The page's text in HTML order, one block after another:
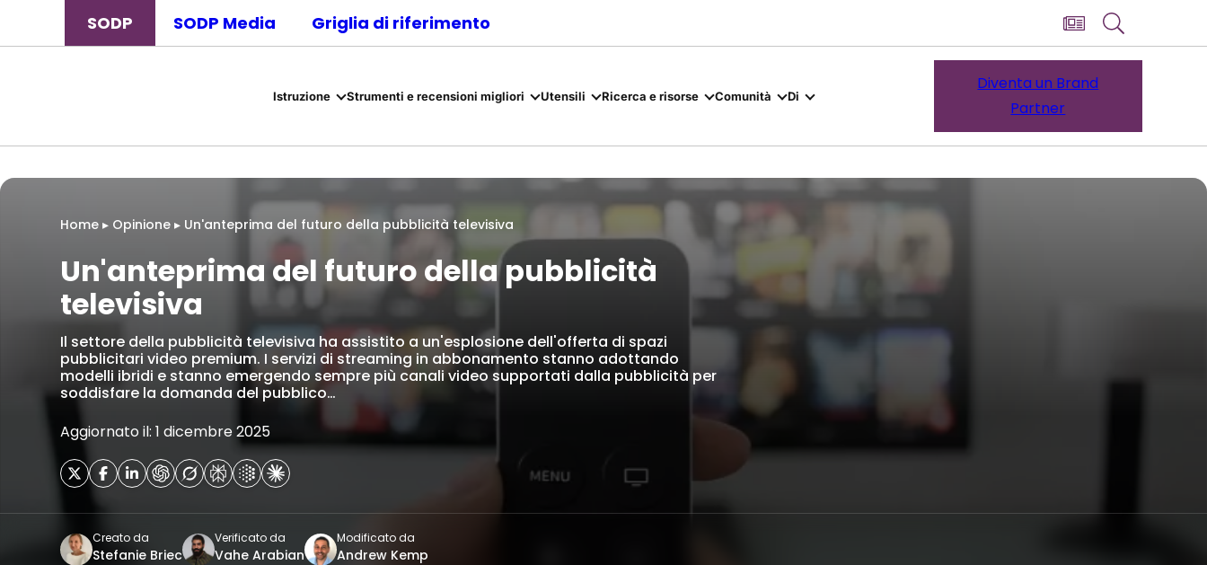
SODP SODP Media Griglia di riferimento
Istruzione Strumenti e recensioni migliori Utensili Ricerca e risorse Comunità Di
Diventa un Brand
Partner
Home ▸ Opinione ▸ Un'anteprima del futuro della pubblicità televisiva
Un'anteprima del futuro della pubblicità
televisiva
Il settore della pubblicità televisiva ha assistito a un'esplosione dell'offerta di spazi
pubblicitari video premium. I servizi di streaming in abbonamento stanno adottando
modelli ibridi e stanno emergendo sempre più canali video supportati dalla pubblicità per
soddisfare la domanda del pubblico…
Aggiornato il: 1 dicembre 2025
Creato da
Stefanie Briec
Verificato da
Vahe Arabian
Modificato da
Andrew Kemp